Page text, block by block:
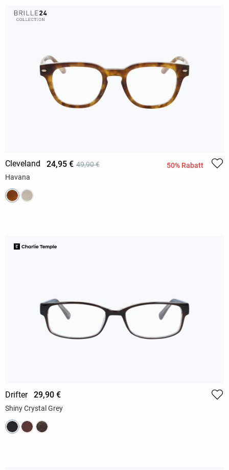
Cleveland 24,95 € 49,90 €
50% Rabatt
Havana
Drifter 29,90 €
Shiny Crystal Grey